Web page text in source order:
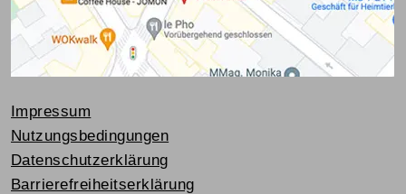
Impressum
Nutzungsbedingungen
Datenschutzerklärung
Barrierefreiheitserklärung